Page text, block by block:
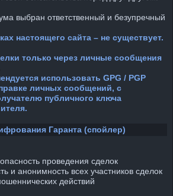
выбран ответственный и безупречный
настоящего сайта – не существует.
только через личные сообщения
использовать GPG / PGP
личных сообщений, с
публичного ключа
Гаранта (спойлер)
проведения сделок
и анонимность всех участников сделок
действий